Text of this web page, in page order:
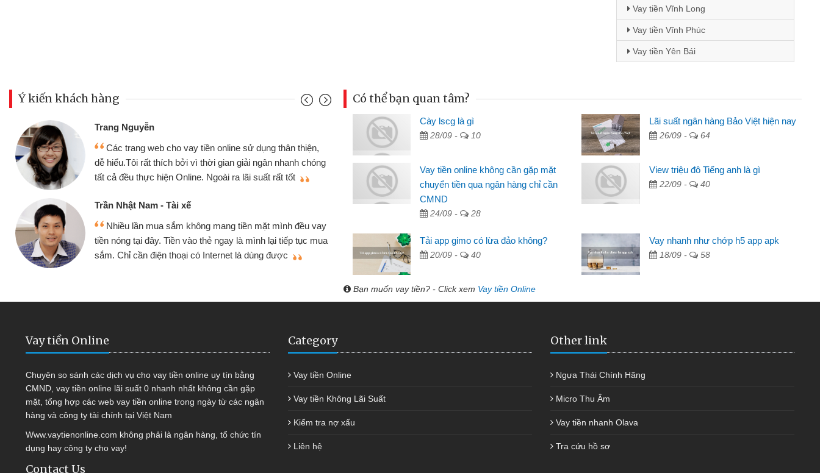
Vay tiền Vĩnh Long
Vay tiền Vĩnh Phúc
Vay tiền Yên Bái
Ý kiến khách hàng
tiền online sử dụng thân thiện,
thời gian giải ngân nhanh chóng
Ngoài ra lãi suất rất tốt
mang tiền mặt mình đều vay
thẻ ngay là mình lại tiếp tục mua
có Internet là dùng được
Mình cần tiền gấp nên định cầm cố chiếc xe wave
nhưng thật may đã có gói vay tiền bằng CMND online
không cần gặp mặt nên rất tiện lợi, sẽ giới thiệu cho bạn
Tôi kinh doanh buôn bán nhỏ lẻ nhiều lúc cần vốn nhập
hàng, nhờ biết đến website qua bạn bè giới thiệu tôi đã giải
quyết được công việc của mình nhanh chóng
Mai Lan - Sinh viên
Tôi biết đến thông qua quảng cáo trên facebook. Tôi là
sinh viên nên cần đóng tiền nhà, sinh nhật bạn bè, mà đọc
thấy thủ tục nhanh gọn nên tôi quyết định vay
Lâm Minh Chánh
cần có 2 triệu để giải quyết việc riêng, trong 1-2 ngày tôi trả
được thôi. Cảm ơn đã giúp tôi kịp thời và nhanh chóng
Có thể bạn quan tâm?
Cày lscg là gì
28/09 - 10
Lãi suất ngân hàng Bảo Việt hiện nay
26/09 - 64
Vay tiền online không cần gặp mặt
chuyển tiền qua ngân hàng chỉ cần
CMND
24/09 - 28
View triệu đô Tiếng anh là gì
22/09 - 40
Tải app gimo có lừa đảo không?
20/09 - 40
Vay nhanh như chớp h5 app apk
18/09 - 58
Bạn muốn vay tiền? - Click xem Vay tiền Online
Vay tiền Online
Chuyên so sánh các dịch vụ cho vay tiền online uy tín bằng
CMND, vay tiền online lãi suất 0 nhanh nhất không cần gặp
mặt, tổng hợp các web vay tiền online trong ngày từ các ngân
hàng và công ty tài chính tại Việt Nam
Www.vaytienonline.com không phải là ngân hàng, tổ chức tín
dụng hay công ty cho vay!
Contact Us
Category
Vay tiền Online
Vay tiền Không Lãi Suất
Kiểm tra nợ xấu
Liên hệ
Other link
Ngựa Thái Chính Hãng
Micro Thu Âm
Vay tiền nhanh Olava
Tra cứu hồ sơ